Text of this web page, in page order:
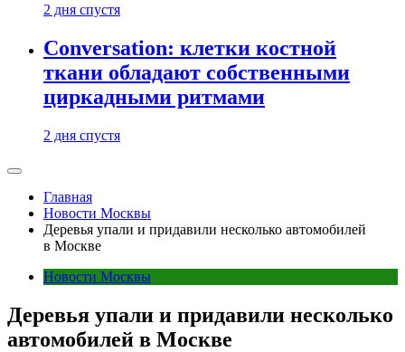
2 дня спустя
Conversation: клетки костной
ткани обладают собственными
циркадными ритмами
2 дня спустя
Главная
Новости Москвы
Деревья упали и придавили несколько автомобилей
в Москве
Новости Москвы
Деревья упали и придавили несколько
автомобилей в Москве